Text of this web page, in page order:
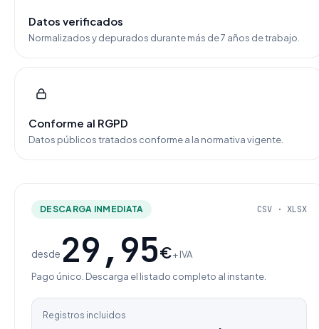
Datos verificados
Normalizados y depurados durante más de 7 años de trabajo.
Conforme al RGPD
Datos públicos tratados conforme a la normativa vigente.
DESCARGA INMEDIATA CSV · XLSX
desde 29,95€+ IVA
Pago único. Descarga el listado completo al instante.
Registros incluidos